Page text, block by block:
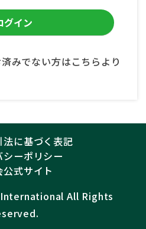
みでない方はこちらより
に基づく表記
シーポリシー
公式サイト
International All Rights